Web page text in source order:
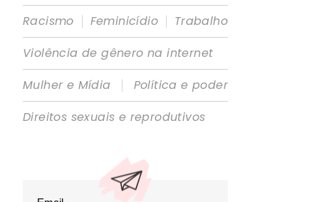
Racismo | Feminicídio | Trabalho
Violência de gênero na internet
Mulher e Mídia
|
Política e poder
Direitos sexuais e reprodutivos